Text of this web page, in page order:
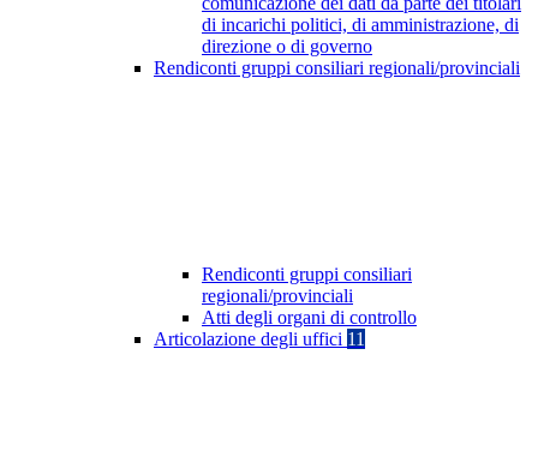
di incarichi politici, di amministrazione, di
direzione o di governo
Rendiconti gruppi consiliari regionali/provinciali
Rendiconti gruppi consiliari
regionali/provinciali
Atti degli organi di controllo
Articolazione degli uffici 11